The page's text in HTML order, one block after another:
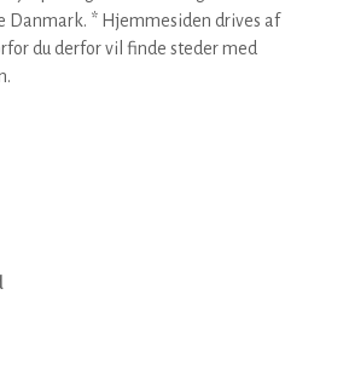
Danmark. * Hjemmesiden drives af
du derfor vil finde steder med